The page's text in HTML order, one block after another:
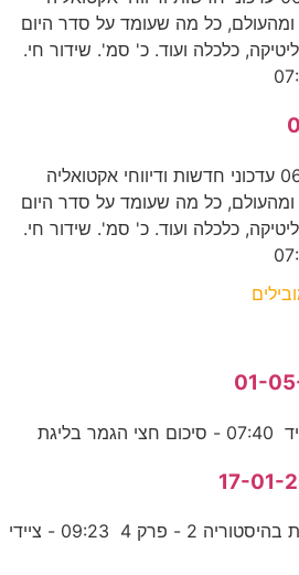
כל מה שעומד על סדר היום
כלכלה ועוד. כ' סמ'. שידור חי.
מבזק חדשות 06:00 - 06:10 עדכוני חדשות ודיווחי אקטואליה
כל מה שעומד על סדר היום
כלכלה ועוד. כ' סמ'. שידור חי.
08:00 - התעלומות הגדולות בהיסטוריה 2 - פרק 4 09:23 - ציידי